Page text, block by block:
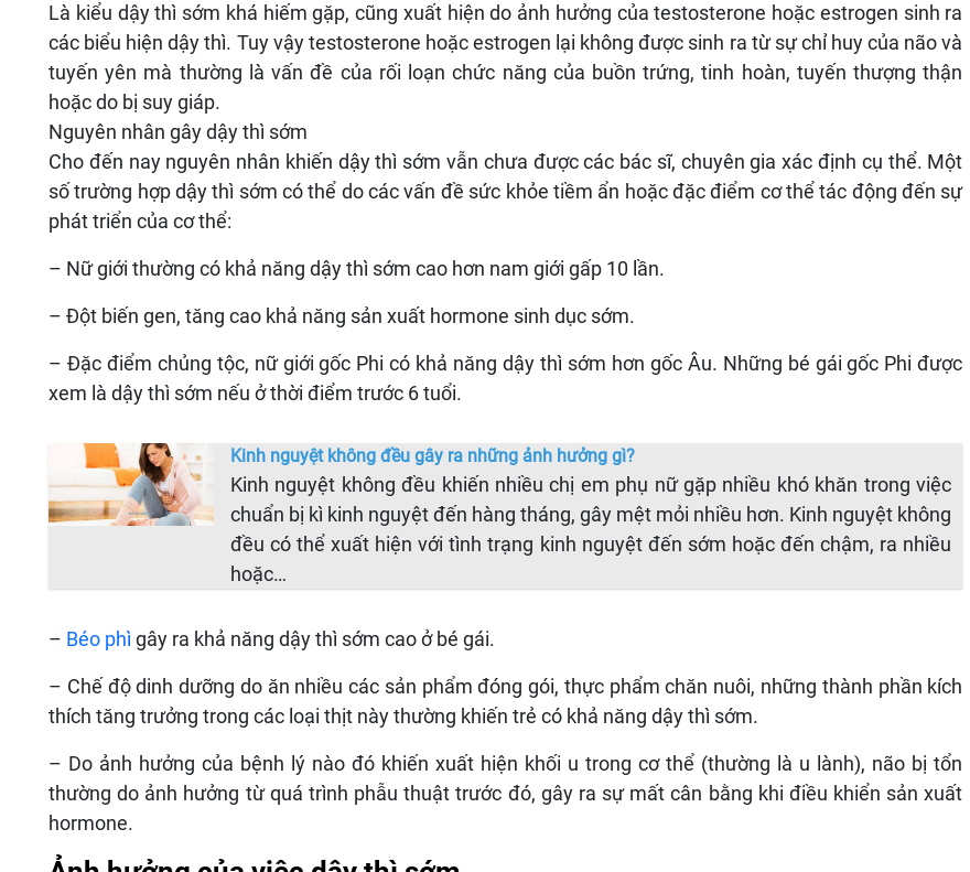
Là kiểu dậy thì sớm khá hiếm gặp, cũng xuất hiện do ảnh hưởng của testosterone hoặc estrogen sinh ra
các biểu hiện dậy thì. Tuy vậy testosterone hoặc estrogen lại không được sinh ra từ sự chỉ huy của não và
tuyến yên mà thường là vấn đề của rối loạn chức năng của buồn trứng, tinh hoàn, tuyến thượng thận
hoặc do bị suy giáp.
Nguyên nhân gây dậy thì sớm
Cho đến nay nguyên nhân khiến dậy thì sớm vẫn chưa được các bác sĩ, chuyên gia xác định cụ thể. Một
số trường hợp dậy thì sớm có thể do các vấn đề sức khỏe tiềm ẩn hoặc đặc điểm cơ thể tác động đến sự
phát triển của cơ thể:
– Nữ giới thường có khả năng dậy thì sớm cao hơn nam giới gấp 10 lần.
– Đột biến gen, tăng cao khả năng sản xuất hormone sinh dục sớm.
– Đặc điểm chủng tộc, nữ giới gốc Phi có khả năng dậy thì sớm hơn gốc Âu. Những bé gái gốc Phi được
xem là dậy thì sớm nếu ở thời điểm trước 6 tuổi.
Kinh nguyệt không đều gây ra những ảnh hưởng gì?
Kinh nguyệt không đều khiến nhiều chị em phụ nữ gặp nhiều khó khăn trong việc
chuẩn bị kì kinh nguyệt đến hàng tháng, gây mệt mỏi nhiều hơn. Kinh nguyệt không
đều có thể xuất hiện với tình trạng kinh nguyệt đến sớm hoặc đến chậm, ra nhiều
hoặc…
– Béo phì gây ra khả năng dậy thì sớm cao ở bé gái.
– Chế độ dinh dưỡng do ăn nhiều các sản phẩm đóng gói, thực phẩm chăn nuôi, những thành phần kích
thích tăng trưởng trong các loại thịt này thường khiến trẻ có khả năng dậy thì sớm.
– Do ảnh hưởng của bệnh lý nào đó khiến xuất hiện khối u trong cơ thể (thường là u lành), não bị tổn
thường do ảnh hưởng từ quá trình phẫu thuật trước đó, gây ra sự mất cân bằng khi điều khiển sản xuất
hormone.